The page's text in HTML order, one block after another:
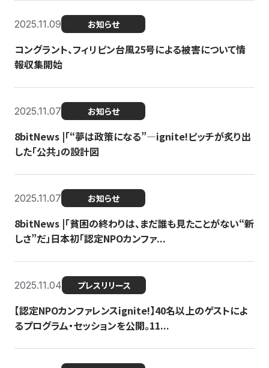
2025.11.09 お知らせ
コングラント、フィリピン台風25号による被害について情
報収集開始
2025.11.07 お知らせ
8bitNews |「“夢は政策になる”—ignite!ピッチが炙り出
した「公共」の設計図
2025.11.07 お知らせ
8bitNews |「貧困の終わりは、まだ誰も見たことがない“新
しさ”だ」日本初「認定NPOカンファ...
2025.11.04 プレスリリース
【認定NPOカンファレンスignite!】40名以上のゲストによ
るプログラム・セッションを公開。11...